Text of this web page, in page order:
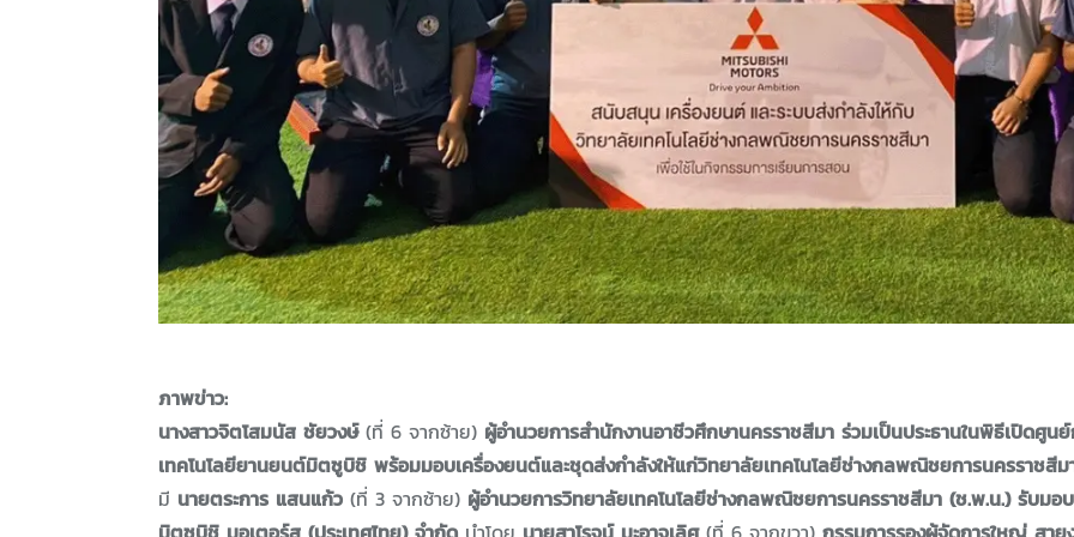
ภาพข่าว:
นางสาวจิตโสมนัส ชัยวงษ์ (ที่ 6 จากซ้าย) ผู้อำนวยการสำนักงานอาชีวศึกษานครราชสีมา ร่วมเป็นประธานในพิธีเปิดศูนย์
เทคโนโลยียานยนต์มิตซูบิชิ พร้อมมอบเครื่องยนต์และชุดส่งกำลังให้แก่วิทยาลัยเทคโนโลยีช่างกลพณิชยการนครราชสี
มี นายตระการ แสนแก้ว (ที่ 3 จากซ้าย)ผู้อำนวยการวิทยาลัยเทคโนโลยีช่างกลพณิชยการนครราชสีมา (ช.พ.น.) รับมอ